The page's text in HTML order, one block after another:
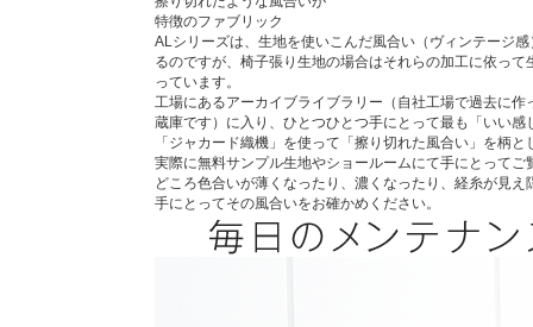
特徴のファブリック
ALシリーズは、生地を使いこんだ風合い（ヴィンテージ
るのですが、椅子張り生地の場合はそれらの加工に依っ
っています。
工場にあるアーカイブライブラリー（自社工場で過去に
蔵庫です）に入り、ひとつひとつ手にとって最も「いい
「ジャカード織機」を使って「擦り切れた風合い」を柄
実際に無料サンプル生地やショールームにて手にとって
どころ色合いが薄くなったり、濃くなったり、経糸が見
手にとってその風合いをお確かめください。